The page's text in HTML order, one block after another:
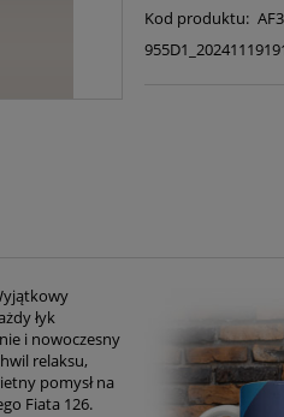
Kod produktu:
łyk
i nowoczesny
relaksu,
pomysł na
Fiata 126.